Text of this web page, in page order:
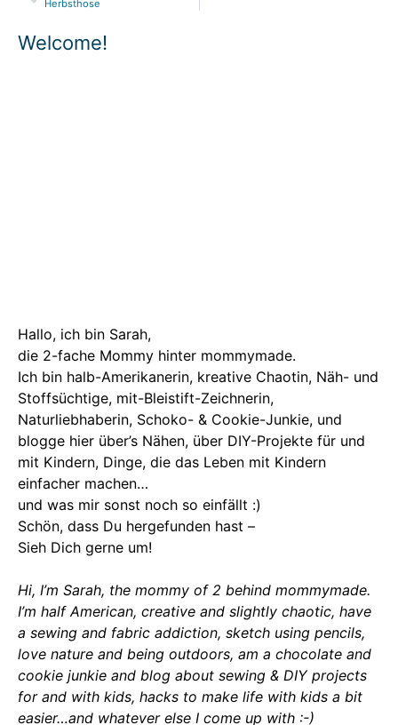
Welcome!
Hallo, ich bin Sarah,
die 2-fache Mommy hinter mommymade.
Ich bin halb-Amerikanerin, kreative Chaotin, Näh- und
Stoffsüchtige, mit-Bleistift-Zeichnerin,
Naturliebhaberin, Schoko- & Cookie-Junkie, und
blogge hier über’s Nähen, über DIY-Projekte für und
mit Kindern, Dinge, die das Leben mit Kindern
einfacher machen…
und was mir sonst noch so einfällt :)
Schön, dass Du hergefunden hast –
Sieh Dich gerne um!
Hi, I’m Sarah, the mommy of 2 behind mommymade.
I’m half American, creative and slightly chaotic, have
a sewing and fabric addiction, sketch using pencils,
love nature and being outdoors, am a chocolate and
cookie junkie and blog about sewing & DIY projects
for and with kids, hacks to make life with kids a bit
easier…and whatever else I come up with :-)
Herbsthose